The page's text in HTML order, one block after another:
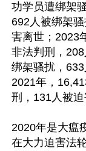
功学员遭绑架
692人被绑架
害离世；2023
非法判刑，
绑架骚扰，
2021年，
刑，131人被迫
2020年是大瘟
在大力迫害法